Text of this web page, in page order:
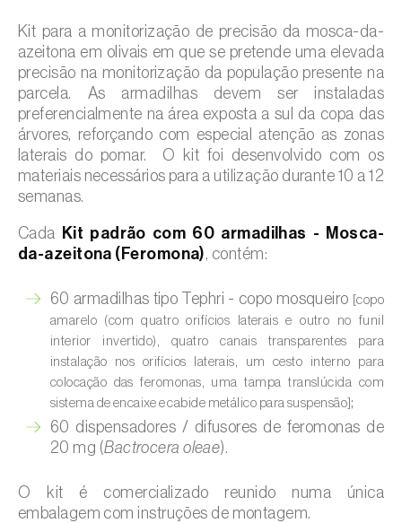
Kit para a monitorização de precisão da mosca-da-
azeitona em olivais em que se pretende uma elevada
precisão na monitorização da população presente na
parcela. As armadilhas devem ser instaladas
preferencialmente na área exposta a sul da copa das
árvores, reforçando com especial atenção as zonas
laterais do pomar. O kit foi desenvolvido com os
materiais necessários para a utilização durante 10 a 12
semanas.
Cada
Kit padrão com 60 armadilhas - Mosca-
da-azeitona (Feromona), contém:
60 armadilhas tipo Tephri - copo mosqueiro [copo
amarelo (com quatro orifícios laterais e outro no funil
interior invertido), quatro canais transparentes para
instalação nos orifícios laterais, um cesto interno para
colocação das feromonas, uma tampa translúcida com
sistema de encaixe e cabide metálico para suspensão] ;
60 dispensadores / difusores de feromonas de
20 mg (Bactrocera oleae).
O kit é comercializado reunido numa única
embalagem com instruções de montagem.